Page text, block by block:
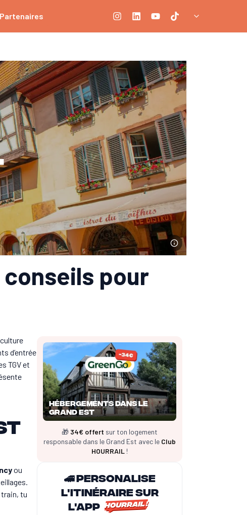
Partenaires
pour
d’entrée
TGV et
ou
tu
Hébergements dans le
Grand Est
🎁 34€ offert sur ton logement
responsable dans le Grand Est avec le Club
HOURRAIL !
🚄 Personalise
l'itinéraire sur
l'app